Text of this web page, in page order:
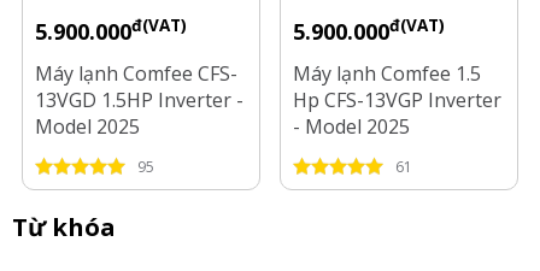
5.900.000đ(VAT)
Máy lạnh Comfee CFS-
13VGD 1.5HP Inverter -
Model 2025
95
5.900.000đ(VAT)
Máy lạnh Comfee 1.5
Hp CFS-13VGP Inverter
- Model 2025
61
Từ khóa